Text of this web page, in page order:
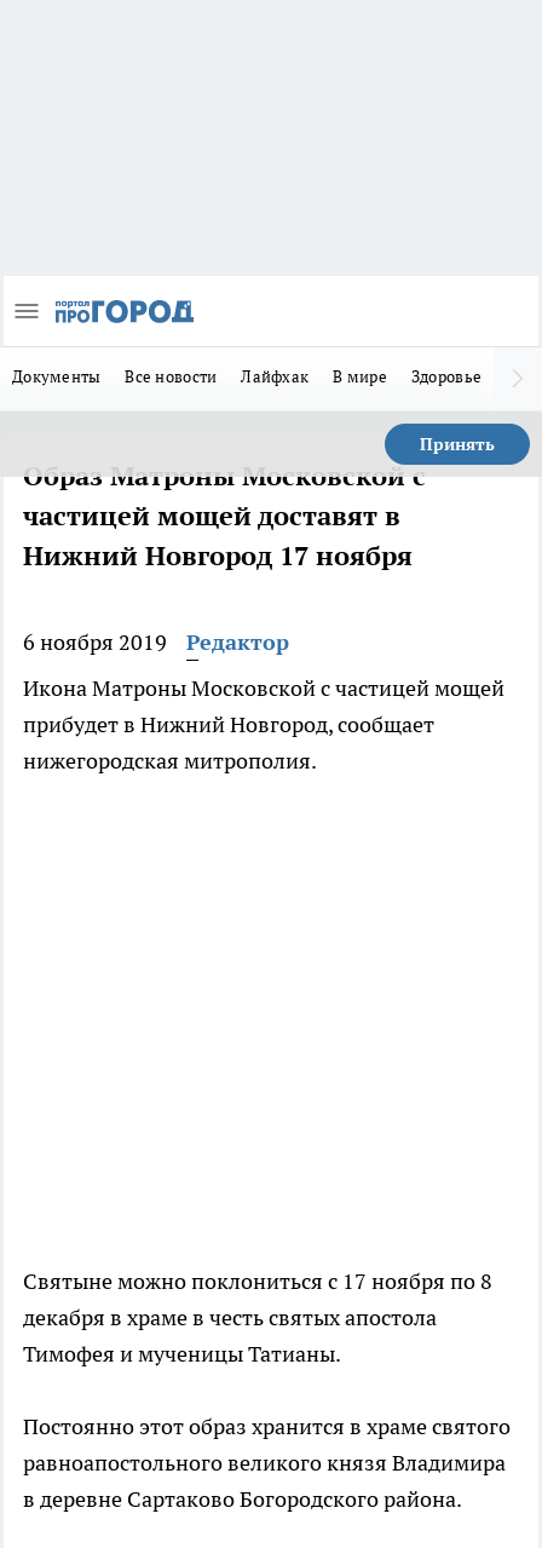
Документы Все новости Лайфхак В мире Здоровье
Принять
Образ Матроны Московской с
частицей мощей доставят в
Нижний Новгород 17 ноября
6 ноября 2019
Редактор
Икона Матроны Московской с частицей мощей
прибудет в Нижний Новгород, сообщает
нижегородская митрополия.
Святыне можно поклониться с 17 ноября по 8
декабря в храме в честь святых апостола
Тимофея и мученицы Татианы.
Постоянно этот образ хранится в храме святого
равноапостольного великого князя Владимира
в деревне Сартаково Богородского района.